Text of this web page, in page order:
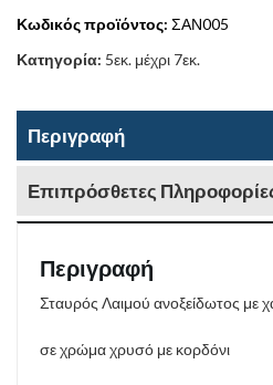
Κωδικός προϊόντος: ΣΑΝ005
Κατηγορία: 5εκ. μέχρι 7εκ.
Περιγραφή
Επιπρόσθετες
Περιγραφή
Σταυρός Λαιμού ανοξείδωτος με
σε χρώμα χρυσό με κορδόνι